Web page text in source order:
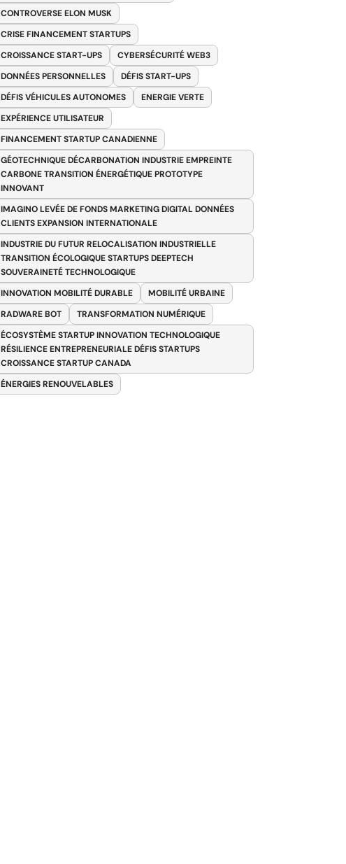
CONTROVERSE ELON MUSK
CRISE FINANCEMENT STARTUPS
CROISSANCE START-UPS
CYBERSÉCURITÉ WEB3
DONNÉES PERSONNELLES
DÉFIS START-UPS
DÉFIS VÉHICULES AUTONOMES
ENERGIE VERTE
EXPÉRIENCE UTILISATEUR
FINANCEMENT STARTUP CANADIENNE
GÉOTECHNIQUE DÉCARBONATION INDUSTRIE EMPREINTE
CARBONE TRANSITION ÉNERGÉTIQUE PROTOTYPE
INNOVANT
IMAGINO LEVÉE DE FONDS MARKETING DIGITAL DONNÉES
CLIENTS EXPANSION INTERNATIONALE
INDUSTRIE DU FUTUR RELOCALISATION INDUSTRIELLE
TRANSITION ÉCOLOGIQUE STARTUPS DEEPTECH
SOUVERAINETÉ TECHNOLOGIQUE
INNOVATION MOBILITÉ DURABLE
MOBILITÉ URBAINE
RADWARE BOT
TRANSFORMATION NUMÉRIQUE
ÉCOSYSTÈME STARTUP INNOVATION TECHNOLOGIQUE
RÉSILIENCE ENTREPRENEURIALE DÉFIS STARTUPS
CROISSANCE STARTUP CANADA
ÉNERGIES RENOUVELABLES